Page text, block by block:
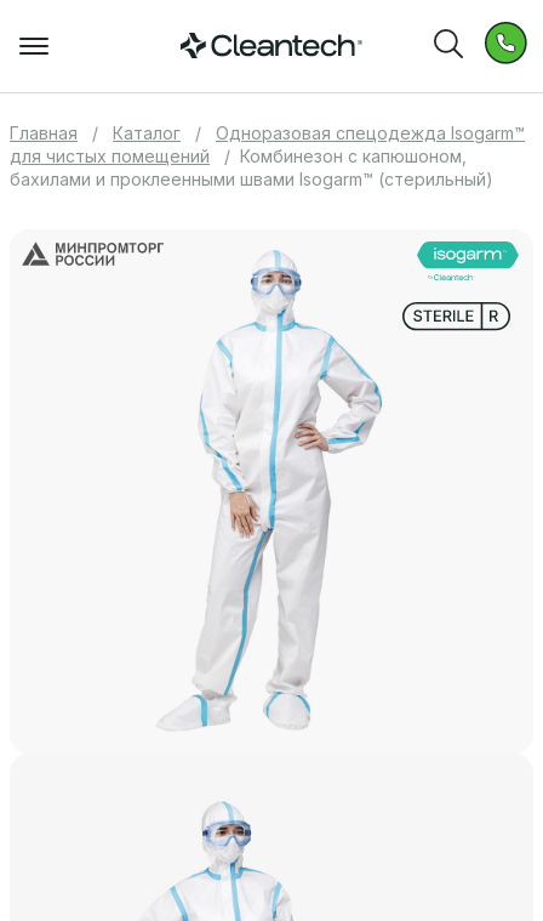
Главная Каталог
Одноразовая спецодежда Isogarm™
для чистых помещений
Комбинезон с капюшоном,
бахилами и проклеенными швами Isogarm™ (стерильный)